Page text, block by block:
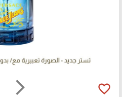
arrow_forward_ios favorite_border